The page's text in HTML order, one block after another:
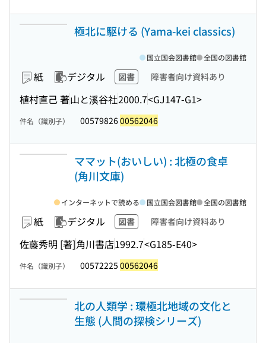
極北に駆ける (Yama-kei classics)
紙 デジタル 図書 障害者向け資料あり
植村直己 著山と溪谷社2000.7<GJ147-G1>
国立国会図書館 全国の図書館
件名（識別子） 0057982600562046
ママット(おいしい) : 北極の食卓
(角川文庫)
紙 デジタル 図書 障害者向け資料あり
佐藤秀明 [著]角川書店1992.7<G185-E40>
インターネットで読める 国立国会図書館 全国の図書館
件名（識別子） 00572225 00562046
北の人類学 : 環極北地域の文化と
生態 (人間の探検シリーズ)